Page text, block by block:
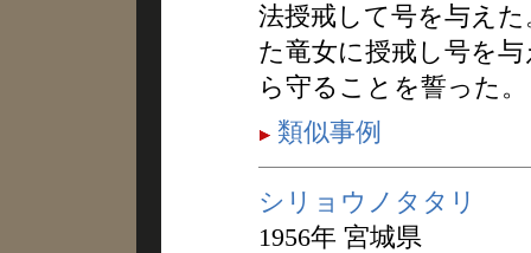
法授戒して号を与え
た竜女に授戒し号を
ら守ることを誓った。
類似事例
シリョウノタタリ
1956年 宮城県